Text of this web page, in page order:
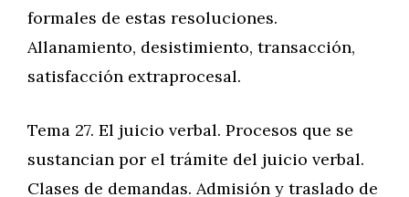
formales de estas resoluciones.
Allanamiento, desistimiento, transacción,
satisfacción extraprocesal.
Tema 27. El juicio verbal. Procesos que se
sustancian por el trámite del juicio verbal.
Clases de demandas. Admisión y traslado de